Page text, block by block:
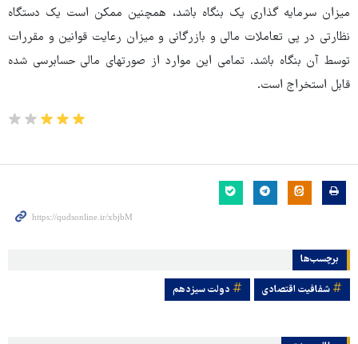
میزان سرمایه گذاری یک بنگاه باشد، همچنین ممکن است یک دستگاه
نظارتی در پی تعاملات مالی و بازرگانی و میزان رعایت قوانین و مقررات
توسط آن بنگاه باشد. تمامی این موارد از صورتهای مالی حسابرسی شده
قابل استخراج است.
برچسب‌ها
شفافیت اقتصادی دولت سيزدهم